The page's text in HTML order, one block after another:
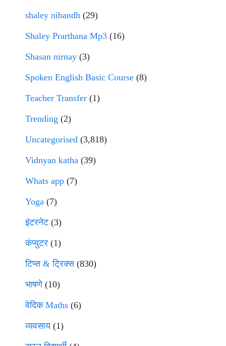
shaley nibandh (29)
Shaley Prarthana Mp3 (16)
Shasan nirnay (3)
Spoken English Basic Course (8)
Teacher Transfer (1)
Trending (2)
Uncategorised (3,818)
Vidnyan katha (39)
Whats app (7)
Yoga (7)
इंटरनेट(3)
कंप्युटर (1)
टिप्स & ट्रिक्स(830)
भाषणे(10)
वेदिक Maths (6)
व्यवसाय(1)